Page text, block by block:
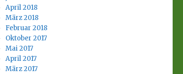
April 2018
März 2018
Februar 2018
Oktober 2017
Mai 2017
April 2017
März 2017